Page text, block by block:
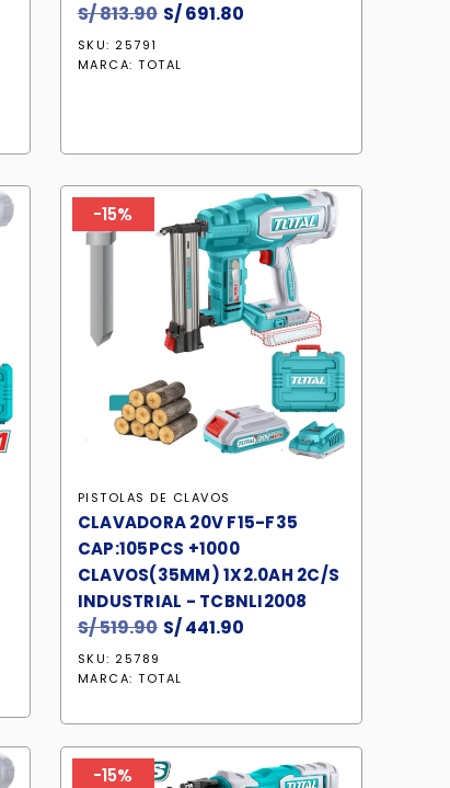
S/813.90 El
original
S/691.80
SKU: 25791
MARCA:TOTAL
-15%
PISTOLAS DE CLAVOS
CLAVADORA 20V F15-F35
CAP:105PCS +1000
CLAVOS(35MM) 1X2.0AH 2C/S
INDUSTRIAL - TCBNLI2008
S/519.90 El
original
S/ 519.90.
S/441.90
S/ 441.90.
SKU: 25789
MARCA:TOTAL
-15%